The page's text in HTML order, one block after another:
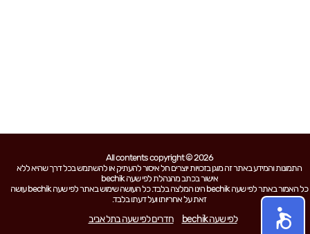
All contents copyright © 2026
התמונות והמידע באתר זה מוגן בזכויות יוצרים חל איסור להעתיק או להשתמש בכל דרך שהיא ללא
אישור בכתב מהנהלת לפי שעה bechik
כל האמור באתר לפי שעה bechik הינו המלצה בלבד. כל העושה שימוש באתר לפי שעה bechik עושה
זאת על אחריותו ועל דעתו בלבד.
לפי שעה bechik חדרים לפי שעה בתל אביב